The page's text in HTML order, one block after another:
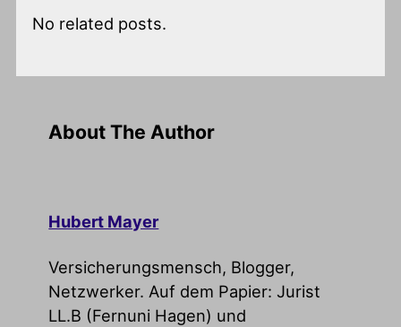
No related posts.
About The Author
Hubert Mayer
Versicherungsmensch, Blogger,
Netzwerker. Auf dem Papier: Jurist
LL.B (Fernuni Hagen) und